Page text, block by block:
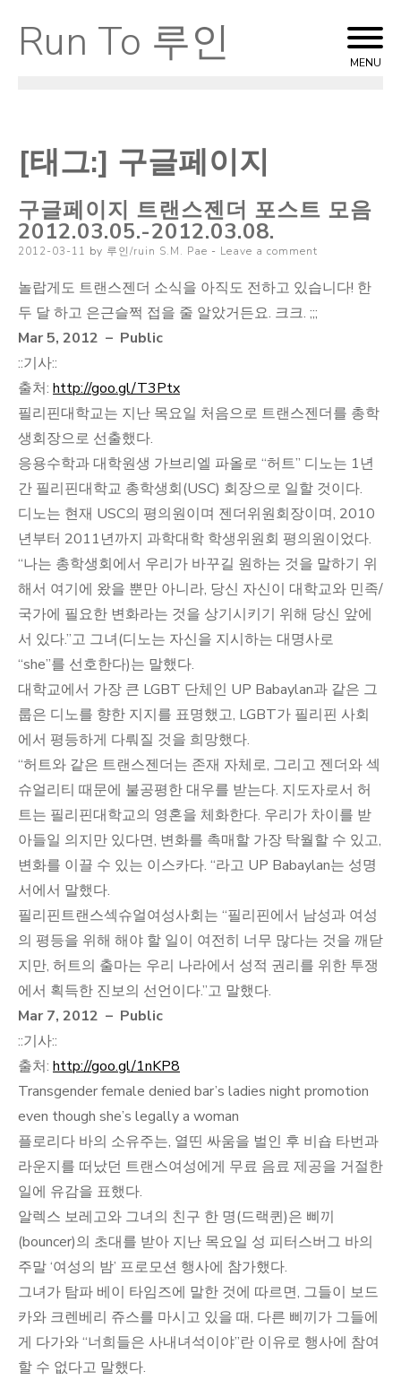
Skip
to
Run To 루인 MENU
[태그:] 구글페이지
구글페이지 트랜스젠더 포스트 모음
2012.03.05.-2012.03.08.
Posted
2012-03-11 by 루인/ruin S.M. Pae Leave a comment
놀랍게도 트랜스젠더 소식을 아직도 전하고 있습니다! 한
두 달 하고 은근슬쩍 접을 줄 알았거든요. 크크. ;;;
Mar 5, 2012 – Public
::기사::
출처: http://goo.gl/T3Ptx
필리핀대학교는 지난 목요일 처음으로 트랜스젠더를 총학
생회장으로 선출했다.
응용수학과 대학원생 가브리엘 파올로 “허트” 디노는 1년
간 필리핀대학교 총학생회(USC) 회장으로 일할 것이다.
디노는 현재 USC의 평의원이며 젠더위원회장이며, 2010
년부터 2011년까지 과학대학 학생위원회 평의원이었다.
“나는 총학생회에서 우리가 바꾸길 원하는 것을 말하기 위
해서 여기에 왔을 뿐만 아니라, 당신 자신이 대학교와 민족/
국가에 필요한 변화라는 것을 상기시키기 위해 당신 앞에
서 있다.”고 그녀(디노는 자신을 지시하는 대명사로
“she”를 선호한다)는 말했다.
대학교에서 가장 큰 LGBT 단체인 UP Babaylan과 같은 그
룹은 디노를 향한 지지를 표명했고, LGBT가 필리핀 사회
에서 평등하게 다뤄질 것을 희망했다.
“허트와 같은 트랜스젠더는 존재 자체로, 그리고 젠더와 섹
슈얼리티 때문에 불공평한 대우를 받는다. 지도자로서 허
트는 필리핀대학교의 영혼을 체화한다. 우리가 차이를 받
아들일 의지만 있다면, 변화를 촉매할 가장 탁월할 수 있고,
변화를 이끌 수 있는 이스카다. “라고 UP Babaylan는 성명
서에서 말했다.
필리핀트랜스섹슈얼여성사회는 “필리핀에서 남성과 여성
의 평등을 위해 해야 할 일이 여전히 너무 많다는 것을 깨닫
지만, 허트의 출마는 우리 나라에서 성적 권리를 위한 투쟁
에서 획득한 진보의 선언이다.”고 말했다.
Mar 7, 2012 – Public
::기사::
출처: http://goo.gl/1nKP8
Transgender female denied bar’s ladies night promotion
even though she’s legally a woman
플로리다 바의 소유주는, 열띤 싸움을 벌인 후 비숍 타번과
라운지를 떠났던 트랜스여성에게 무료 음료 제공을 거절한
일에 유감을 표했다.
알렉스 보레고와 그녀의 친구 한 명(드랙퀸)은 삐끼
(bouncer)의 초대를 받아 지난 목요일 성 피터스버그 바의
주말 ‘여성의 밤’ 프로모션 행사에 참가했다.
그녀가 탐파 베이 타임즈에 말한 것에 따르면, 그들이 보드
카와 크렌베리 쥬스를 마시고 있을 때, 다른 삐끼가 그들에
게 다가와 “너희들은 사내녀석이야”란 이유로 행사에 참여
할 수 없다고 말했다.